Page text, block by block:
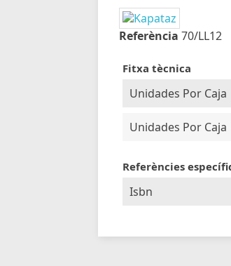
Referència 70/LL12
Fitxa tècnica
Unidades Por Caja
Unidades Por Caja
Referències
Isbn